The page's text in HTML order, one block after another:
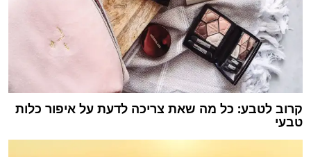
קרוב לטבע: כל מה שאת צריכה לדעת על איפור כלות
טבעי